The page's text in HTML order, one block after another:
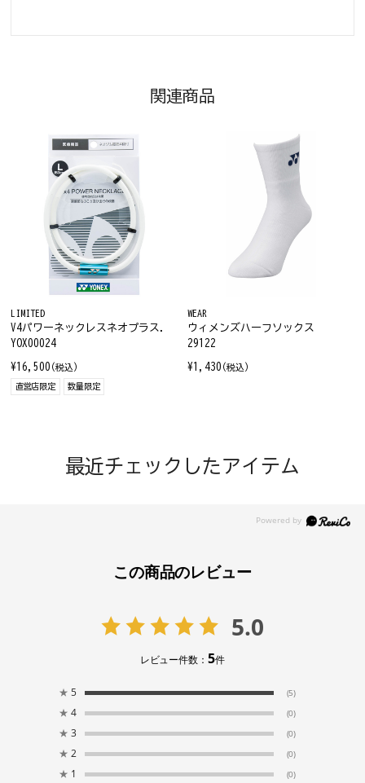
関連商品
LIMITED
V4パワーネックレスネオプラス.
YOX00024
¥16,500 (税込)
直営店限定 数量限定
WEAR
ウィメンズハーフソックス
29122
¥1,430 (税込)
最近チェックしたアイテム
この商品のレビュー
5.0
レビュー件数：5件
★ 5 (5)
★ 4 (0)
★ 3 (0)
★ 2 (0)
★ 1 (0)